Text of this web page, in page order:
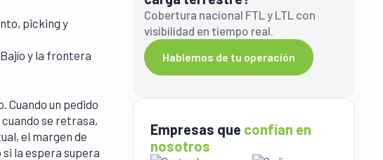
picking y
y la frontera
Cuando un pedido
se retrasa,
el margen de
la espera supera
Cobertura nacional FTL y LTL con
visibilidad en tiempo real.
Hablemos de tu operación
Empresas que confían en
nosotros